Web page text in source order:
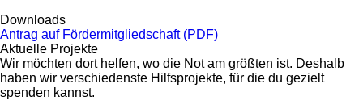
Downloads
Antrag auf Fördermitgliedschaft (PDF)
Aktuelle Projekte
Wir möchten dort helfen, wo die Not am größten ist. Deshalb
haben wir verschiedenste Hilfsprojekte, für die du gezielt
spenden kannst.